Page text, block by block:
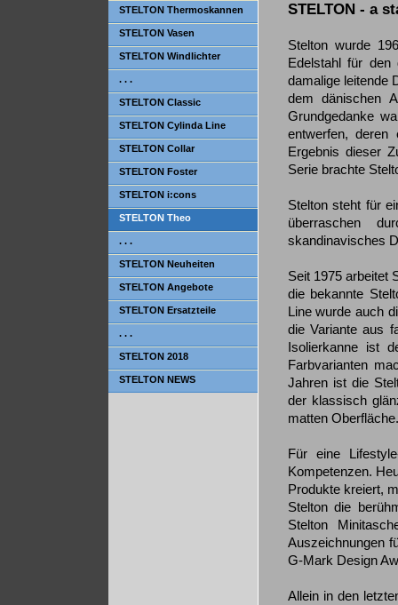
STELTON Thermoskannen
STELTON Vasen
STELTON Windlichter
. . .
STELTON Classic
STELTON Cylinda Line
STELTON Collar
STELTON Foster
STELTON i:cons
STELTON Theo
. . .
STELTON Neuheiten
STELTON Angebote
STELTON Ersatzteile
. . .
STELTON 2018
STELTON NEWS
STELTON - a
Stelton wurde
Edelstahl für den
damalige leitende
dem dänischen
Grundgedanke
entwerfen, deren
Ergebnis dieser
Serie brachte
Stelton steht für
überraschen
skandinavisches
Seit 1975 arbeitet
die bekannte
Line wurde auch
die Variante aus
Isolierkanne ist
Farbvarianten
Jahren ist die
der klassisch
matten Oberfläche.
Für eine
Kompetenzen.
Produkte kreiert,
Stelton die
Stelton
Auszeichnungen
G-Mark Design
Allein in den